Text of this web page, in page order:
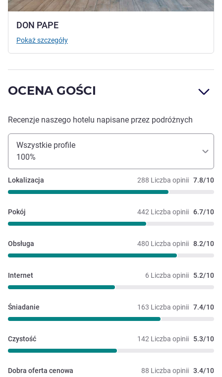
DON PAPE
Pokaż szczegóły
OCENA GOŚCI
Recenzje naszego hotelu napisane przez podróżnych
Wszystkie profile
100%
288 Liczba opinii 7.8/10
Lokalizacja
442 Liczba opinii 6.7/10
Pokój
480 Liczba opinii 8.2/10
Obsługa
6 Liczba opinii 5.2/10
Internet
163 Liczba opinii 7.4/10
Śniadanie
142 Liczba opinii 5.3/10
Czystość
88 Liczba opinii 3.4/10
Dobra oferta cenowa